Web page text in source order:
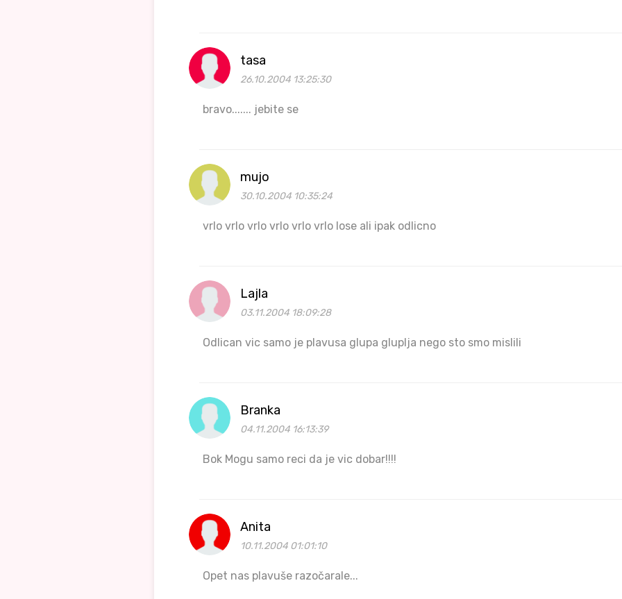
tasa
26.10.2004 13:25:30
bravo....... jebite se
mujo
30.10.2004 10:35:24
vrlo vrlo vrlo vrlo vrlo vrlo lose ali ipak odlicno
Lajla
03.11.2004 18:09:28
Odlican vic samo je plavusa glupa gluplja nego sto smo mislili
Branka
04.11.2004 16:13:39
Bok Mogu samo reci da je vic dobar!!!!
Anita
10.11.2004 01:01:10
Opet nas plavuše razočarale...